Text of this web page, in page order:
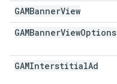
GAMBannerView
GAMBannerViewOptions
GAMInterstitialAd